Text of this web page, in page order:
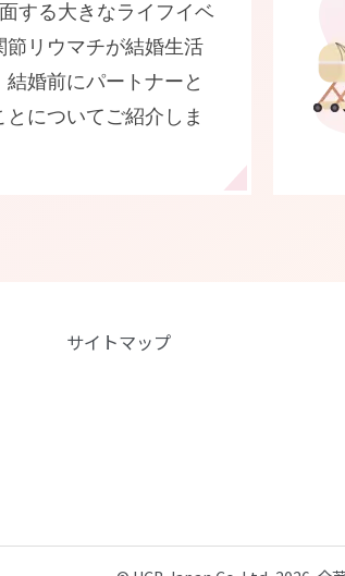
する大きなライフイベ
節リウマチが結婚生活
婚前にパートナーと
についてご紹介しま
サイトマップ